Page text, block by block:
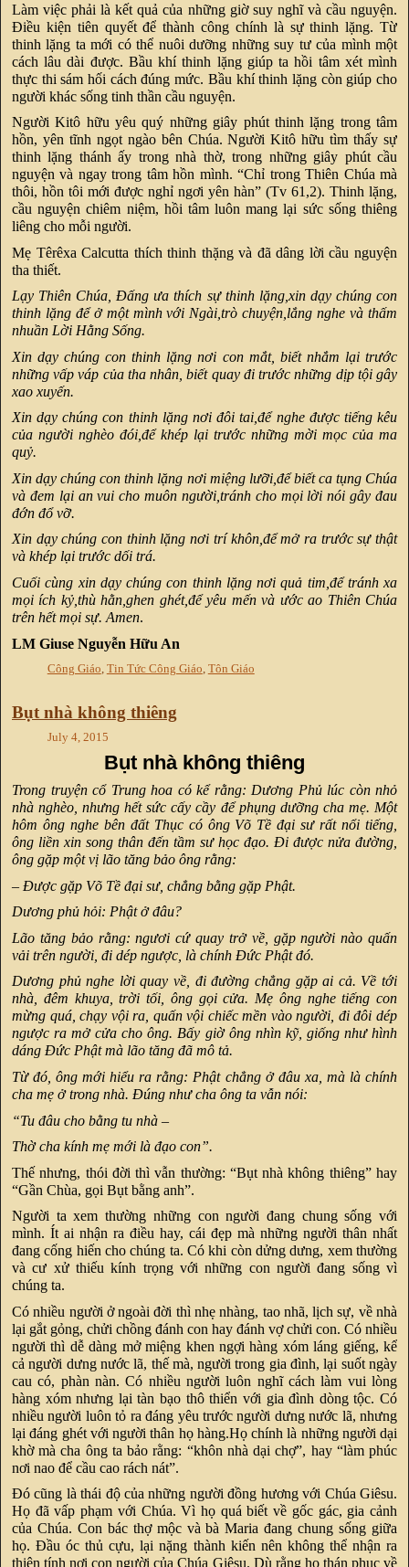
Làm việc phải là kết quả của những giờ suy nghĩ và cầu nguyện.
Điều kiện tiên quyết để thành công chính là sự thinh lặng. Từ
thinh lặng ta mới có thể nuôi dưỡng những suy tư của mình một
cách lâu dài được. Bầu khí thinh lặng giúp ta hồi tâm xét mình
thực thi sám hối cách đúng mức. Bầu khí thinh lặng còn giúp cho
người khác sống tinh thần cầu nguyện.
Người Kitô hữu yêu quý những giây phút thinh lặng trong tâm
hồn, yên tĩnh ngọt ngào bên Chúa. Người Kitô hữu tìm thấy sự
thinh lặng thánh ấy trong nhà thờ, trong những giây phút cầu
nguyện và ngay trong tâm hồn mình. “Chỉ trong Thiên Chúa mà
thôi, hồn tôi mới được nghỉ ngơi yên hàn” (Tv 61,2). Thinh lặng,
cầu nguyện chiêm niệm, hồi tâm luôn mang lại sức sống thiêng
liêng cho mỗi người.
Mẹ Têrêxa Calcutta thích thinh thặng và đã dâng lời cầu nguyện
tha thiết.
Lạy Thiên Chúa, Đấng ưa thích sự thinh lặng,xin dạy chúng con
thinh lặng để ở một mình với Ngài,trò chuyện,lắng nghe và thấm
nhuần Lời Hằng Sống.
Xin dạy chúng con thinh lặng nơi con mắt, biết nhắm lại trước
những vấp váp của tha nhân, biết quay đi trước những dịp tội gây
xao xuyến.
Xin dạy chúng con thinh lặng nơi đôi tai,để nghe được tiếng kêu
của người nghèo đói,để khép lại trước những mời mọc của ma
quỷ.
Xin dạy chúng con thinh lặng nơi miệng lưỡi,để biết ca tụng Chúa
và đem lại an vui cho muôn người,tránh cho mọi lời nói gây đau
đớn đổ vỡ.
Xin dạy chúng con thinh lặng nơi trí khôn,để mở ra trước sự thật
và khép lại trước dối trá.
Cuối cùng xin dạy chúng con thinh lặng nơi quả tim,để tránh xa
mọi ích kỷ,thù hằn,ghen ghét,để yêu mến và ước ao Thiên Chúa
trên hết mọi sự. Amen.
LM Giuse Nguyễn Hữu An
Công Giáo, Tin Tức Công Giáo, Tôn Giáo
Bụt nhà không thiêng
July 4, 2015
Bụt nhà không thiêng
Trong truyện cổ Trung hoa có kể rằng: Dương Phủ lúc còn nhỏ
nhà nghèo, nhưng hết sức cấy cầy để phụng dưỡng cha mẹ. Một
hôm ông nghe bên đất Thục có ông Võ Tề đại sư rất nổi tiếng,
ông liền xin song thân đến tầm sư học đạo. Đi được nửa đường,
ông gặp một vị lão tăng bảo ông rằng:
– Được gặp Võ Tề đại sư, chẳng bằng gặp Phật.
Dương phủ hỏi: Phật ở đâu?
Lão tăng bảo rằng: ngươi cứ quay trở về, gặp người nào quấn
vải trên người, đi dép ngược, là chính Đức Phật đó.
Dương phủ nghe lời quay về, đi đường chẳng gặp ai cả. Về tới
nhà, đêm khuya, trời tối, ông gọi cửa. Mẹ ông nghe tiếng con
mừng quá, chạy vội ra, quấn vội chiếc mền vào người, đi đôi dép
ngược ra mở cửa cho ông. Bấy giờ ông nhìn kỹ, giống như hình
dáng Đức Phật mà lão tăng đã mô tả.
Từ đó, ông mới hiểu ra rằng: Phật chẳng ở đâu xa, mà là chính
cha mẹ ở trong nhà. Đúng như cha ông ta vẫn nói:
“Tu đâu cho bằng tu nhà –
Thờ cha kính mẹ mới là đạo con”.
Thế nhưng, thói đời thì vẫn thường: “Bụt nhà không thiêng” hay
“Gần Chùa, gọi Bụt bằng anh”.
Người ta xem thường những con người đang chung sống với
mình. Ít ai nhận ra điều hay, cái đẹp mà những người thân nhất
đang cống hiến cho chúng ta. Có khi còn dửng dưng, xem thường
và cư xử thiếu kính trọng với những con người đang sống vì
chúng ta.
Có nhiều người ở ngoài đời thì nhẹ nhàng, tao nhã, lịch sự, về nhà
lại gắt gỏng, chửi chồng đánh con hay đánh vợ chửi con. Có nhiều
người thì dễ dàng mở miệng khen ngợi hàng xóm láng giếng, kể
cả người dưng nước lã, thế mà, người trong gia đình, lại suốt ngày
cau có, phàn nàn. Có nhiều người luôn nghĩ cách làm vui lòng
hàng xóm nhưng lại tàn bạo thô thiển với gia đình dòng tộc. Có
nhiều người luôn tỏ ra đáng yêu trước người dưng nước lã, nhưng
lại đáng ghét với người thân họ hàng.Họ chính là những người dại
khờ mà cha ông ta bảo rằng: “khôn nhà dại chợ”, hay “làm phúc
nơi nao để cầu cao rách nát”.
Đó cũng là thái độ của những người đồng hương với Chúa Giêsu.
Họ đã vấp phạm với Chúa. Vì họ quá biết về gốc gác, gia cảnh
của Chúa. Con bác thợ mộc và bà Maria đang chung sống giữa
họ. Đầu óc thủ cựu, lại nặng thành kiến nên không thể nhận ra
thiên tính nơi con người của Chúa Giêsu. Dù rằng họ thán phục về